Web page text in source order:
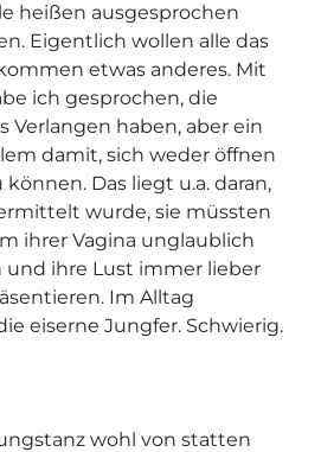
heißen ausgesprochen
Eigentlich wollen alle das
etwas anderes. Mit
ich gesprochen, die
Verlangen haben, aber ein
damit, sich weder öffnen
Das liegt u.a. daran,
wurde, sie müssten
ihrer Vagina unglaublich
ihre Lust immer lieber
Im Alltag
eiserne Jungfer. Schwierig.
wohl von statten